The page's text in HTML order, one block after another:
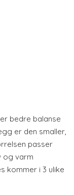
bedre balanse
er den smaller,
passer
og varm
kommer i 3 ulike